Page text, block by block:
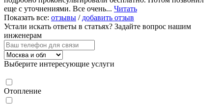
еще с уточнениями. Все очень... Читать
Показать все: отзывы / добавить отзыв
Устали искать ответы в статьях? Задайте вопрос нашим
инженерам
Выберите интересующие услуги
Отопление